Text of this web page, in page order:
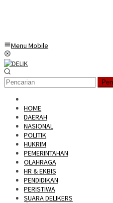
Menu Mobile
HOME
DAERAH
NASIONAL
POLITIK
HUKRIM
PEMERINTAHAN
OLAHRAGA
HR & EKBIS
PENDIDIKAN
PERISTIWA
SUARA DELIKERS